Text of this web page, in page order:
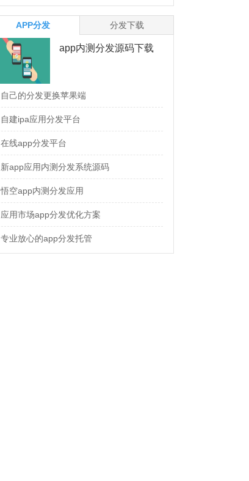
APP分发 分发下载
app内测分发源码下载
自己的分发更换苹果端
自建ipa应用分发平台
在线app分发平台
新app应用内测分发系统源码
悟空app内测分发应用
应用市场app分发优化方案
专业放心的app分发托管